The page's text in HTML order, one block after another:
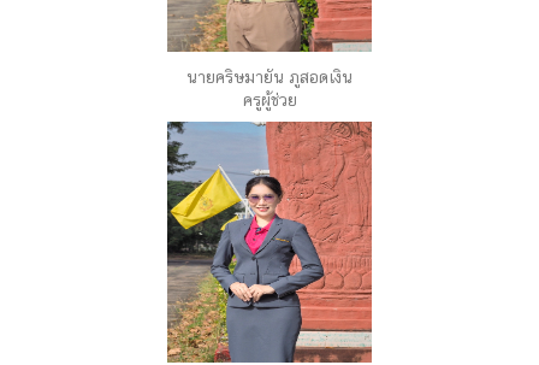
นายคริษมายัน ภูสอดเงิน
ครูผู้ช่วย